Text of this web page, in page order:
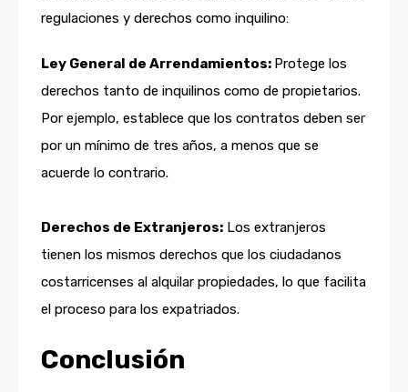
regulaciones y derechos como inquilino:
Ley General de Arrendamientos: Protege los
derechos tanto de inquilinos como de propietarios.
Por ejemplo, establece que los contratos deben ser
por un mínimo de tres años, a menos que se
acuerde lo contrario.
Derechos de Extranjeros: Los extranjeros
tienen los mismos derechos que los ciudadanos
costarricenses al alquilar propiedades, lo que facilita
el proceso para los expatriados.
Conclusión